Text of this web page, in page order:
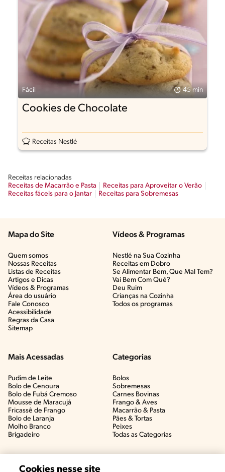
Fácil 45 min
Cookies de Chocolate
Receitas Nestlé
Receitas relacionadas
Receitas de Macarrão e Pasta
Receitas para Aproveitar o Verão
Receitas fáceis para o Jantar
Receitas para Sobremesas
Mapa do Site
Quem somos
Nossas Receitas
Listas de Receitas​
Artigos e Dicas​
Vídeos & Programas​
Área do usuário
Fale Conosco
Acessibilidade
Regras da Casa
Sitemap
Vídeos & Programas​
Nestlé na Sua Cozinha
Receitas em Dobro
Se Alimentar Bem, Que Mal Tem?​
Vai Bem Com Quê?​
Deu Ruim​
Crianças na Cozinha​
Todos os programas
Mais Acessadas
Pudim de Leite
Bolo de Cenoura
Bolo de Fubá Cremoso
Mousse de Maracujá
Fricassê de Frango
Bolo de Laranja
Molho Branco
Brigadeiro
Categorias
Bolos
Sobremesas
Carnes Bovinas​
Frango & Aves​
Macarrão & Pasta​
Pães & Tortas​
Peixes
Todas as Categorias
Cookies nesse site